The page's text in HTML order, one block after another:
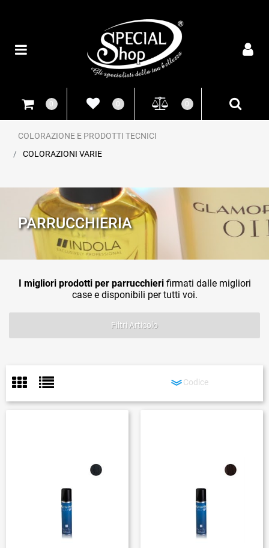
0 0 0
COLORAZIONE E PRODOTTI TECNICI
COLORAZIONI VARIE
PARRUCCHIERIA
I migliori prodotti per parrucchierifirmati dalle migliori
case e disponibili per tutti voi.
Filtri Articolo